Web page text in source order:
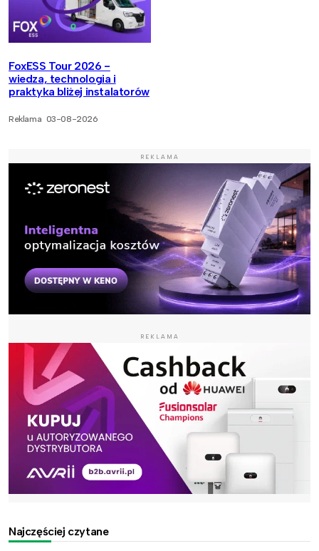
FoxESS Tour 2026 -
wiedza, technologia i
praktyka bliżej instalatorów
Reklama 03-08-2026
REKLAMA
REKLAMA
Najczęściej czytane